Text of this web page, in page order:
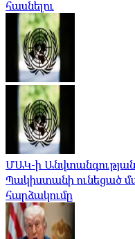
հասնելու
ՄԱԿ-ի
Պակիստանի ունեցած
հարձակումը